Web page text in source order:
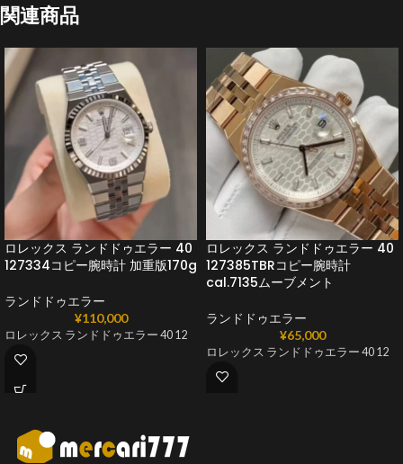
関連商品
ロレックス ランドドゥエラー 40
127334コピー腕時計 加重版170g
ランドドゥエラー
¥110,000
ロレックス ランドドゥエラー 40 12
ロレックス ランドドゥエラー 40
127385TBRコピー腕時計
cal.7135ムーブメント
ランドドゥエラー
¥65,000
ロレックス ランドドゥエラー 40 12